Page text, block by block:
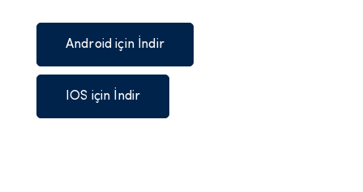
Android için İndir
IOS için İndir